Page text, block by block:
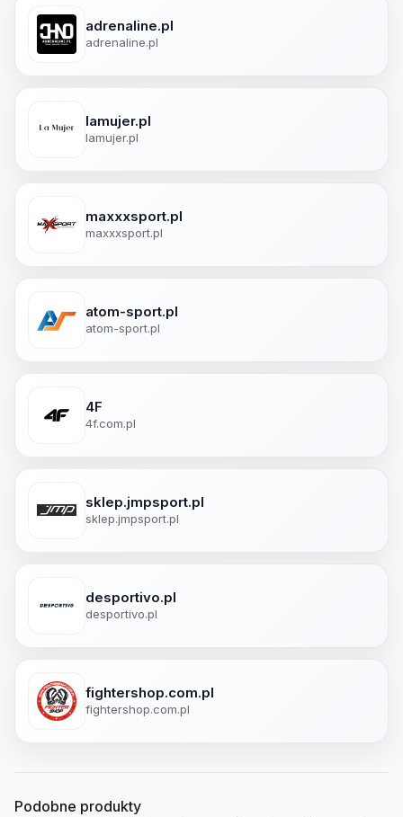
adrenaline.pl
adrenaline.pl
lamujer.pl
lamujer.pl
maxxxsport.pl
maxxxsport.pl
atom-sport.pl
atom-sport.pl
4F
4f.com.pl
sklep.jmpsport.pl
sklep.jmpsport.pl
desportivo.pl
desportivo.pl
fightershop.com.pl
fightershop.com.pl
Podobne produkty